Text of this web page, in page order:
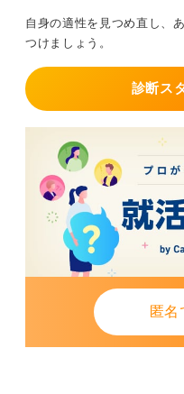
自身の適性を見つめ直し、
つけましょう。
診断ス
匿名